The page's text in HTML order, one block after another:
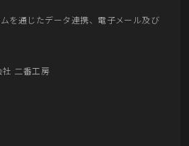
を通じたデータ連携、電子メール及び
社 二番工房